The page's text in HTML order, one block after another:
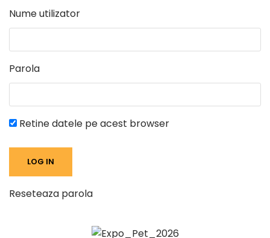
Nume utilizator
Parola
Retine datele pe acest browser
Reseteaza parola